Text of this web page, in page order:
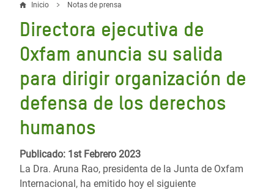
Sobrescribir
enlaces
de
ayuda
a
la
navegación
Inicio Notas de prensa
Directora ejecutiva de
Oxfam anuncia su salida
para dirigir organización de
defensa de los derechos
humanos
Publicado: 1st Febrero 2023
La Dra. Aruna Rao, presidenta de la Junta de Oxfam
Internacional, ha emitido hoy el siguiente